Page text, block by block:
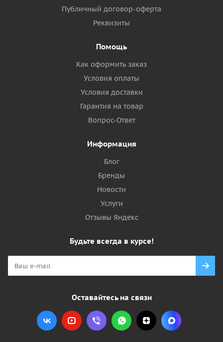
Публичный договор-оферта
Реквизиты
Помощь
Как оформить заказ
Условия оплаты
Условия доставки
Гарантия на товар
Вопрос-Ответ
Информация
Блог
Бренды
Новости
Услуги
Отзывы Яндекс
Будьте всегда в курсе!
Оставайтесь на связи